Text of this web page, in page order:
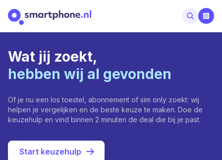
Wat jij zoekt,
hebben wij al gevonden
Of je nu een los toestel, abonnement of sim only zoekt: wij
helpen je vergelijken en de beste keuze te maken. Doe de
keuzehulp en vind binnen 2 minuten de deal die bij je past.
Start keuzehulp